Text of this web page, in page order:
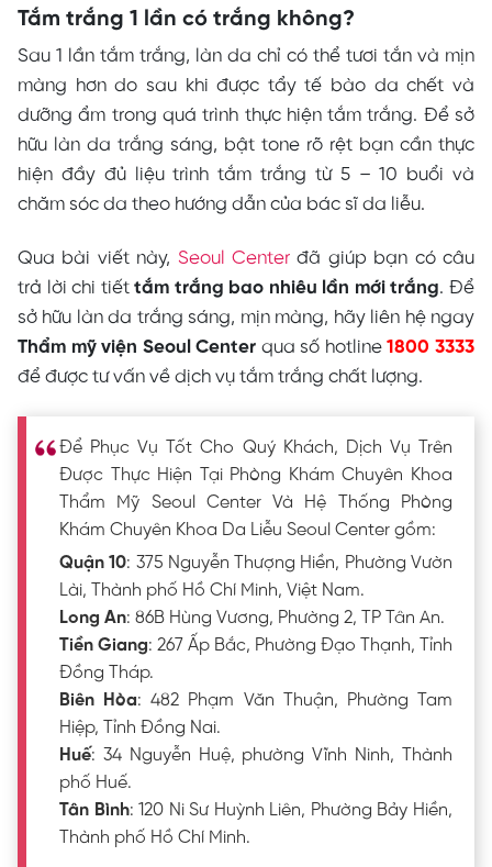
Tắm trắng 1 lần có trắng không?
Sau 1 lần tắm trắng, làn da chỉ có thể tươi tắn và mịn
màng hơn do sau khi được tẩy tế bào da chết và
dưỡng ẩm trong quá trình thực hiện tắm trắng. Để sở
hữu làn da trắng sáng, bật tone rõ rệt bạn cần thực
hiện đầy đủ liệu trình tắm trắng từ 5 – 10 buổi và
chăm sóc da theo hướng dẫn của bác sĩ da liễu.
Qua bài viết này, Seoul Center đã giúp bạn có câu
trả lời chi tiếttắm trắng bao nhiêu lần mới trắng. Để
sở hữu làn da trắng sáng, mịn màng, hãy liên hệ ngay
Thẩm mỹ viện Seoul Center qua số hotline1800 3333
để được tư vấn về dịch vụ tắm trắng chất lượng.
Để Phục Vụ Tốt Cho Quý Khách, Dịch Vụ Trên
Được Thực Hiện Tại Phòng Khám Chuyên Khoa
Thẩm Mỹ Seoul Center Và Hệ Thống Phòng
Khám Chuyên Khoa Da Liễu Seoul Center gồm:
Quận 10: 375 Nguyễn Thượng Hiền, Phường Vườn
Lài, Thành phố Hồ Chí Minh, Việt Nam.
Long An: 86B Hùng Vương, Phường 2, TP Tân An.
Tiền Giang: 267 Ấp Bắc, Phường Đạo Thạnh, Tỉnh
Đồng Tháp.
Biên Hòa: 482 Phạm Văn Thuận, Phường Tam
Hiệp, Tỉnh Đồng Nai.
Huế: 34 Nguyễn Huệ, phường Vĩnh Ninh, Thành
phố Huế.
Tân Bình: 120 Ni Sư Huỳnh Liên, Phường Bảy Hiền,
Thành phố Hồ Chí Minh.